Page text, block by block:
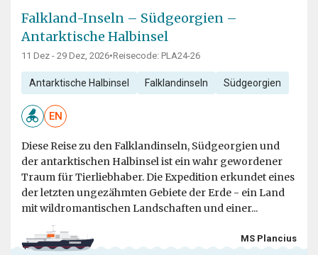
Falkland-Inseln – Südgeorgien –
Antarktische Halbinsel
11 Dez - 29 Dez, 2026•Reisecode: PLA24-26
Antarktische Halbinsel Falklandinseln Südgeorgien
EN
Diese Reise zu den Falklandinseln, Südgeorgien und
der antarktischen Halbinsel ist ein wahr gewordener
Traum für Tierliebhaber. Die Expedition erkundet eines
der letzten ungezähmten Gebiete der Erde - ein Land
mit wildromantischen Landschaften und einer...
MS Plancius